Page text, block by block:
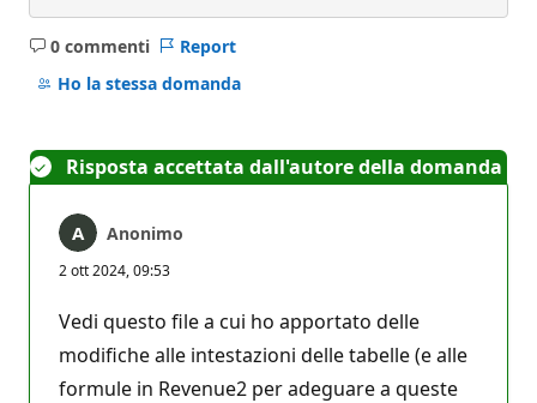
0 commenti
Nessun
commento
Report
Ho la stessa domanda
Risposta accettata dall'autore della domanda
Anonimo
2 ott 2024, 09:53
Vedi questo file a cui ho apportato delle
modifiche alle intestazioni delle tabelle (e alle
formule in Revenue2 per adeguare a queste